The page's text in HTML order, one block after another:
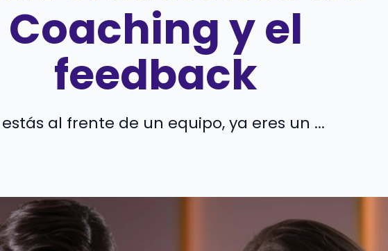
Coaching y el
feedback
estás al frente de un equipo, ya eres un ...